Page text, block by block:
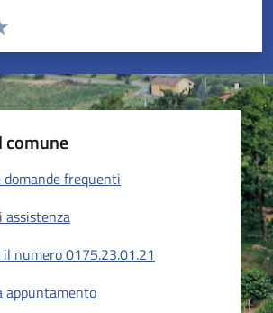
pagina
5 stelle su 5
4 stelle su 5
su 5
su 5
comune
domande frequenti
assistenza
il numero 0175.23.01.21
appuntamento